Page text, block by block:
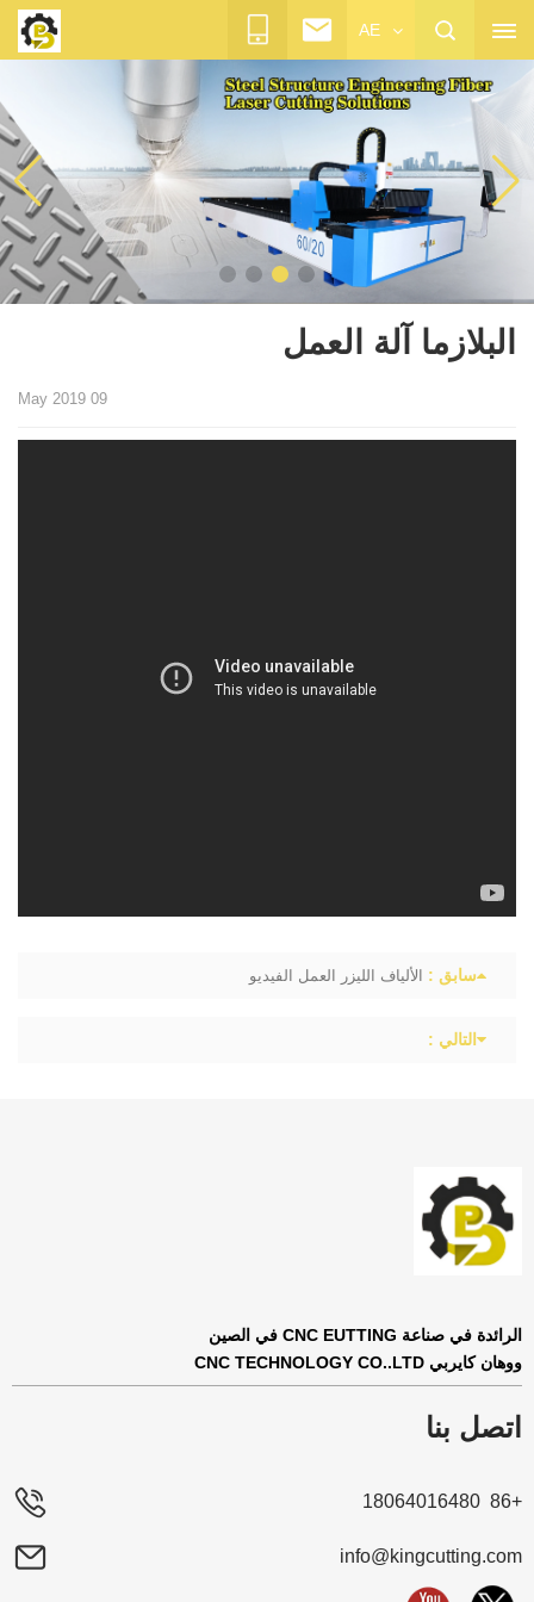
AE
البلازما آلة العمل
09 May 2019
سابق : الألياف الليزر العمل الفيديو
التالي :
الرائدة في صناعة CNC EUTTING في الصين
ووهان كايربي CNC TECHNOLOGY CO..LTD
اتصل بنا
+86 18064016480
info@kingcutting.com